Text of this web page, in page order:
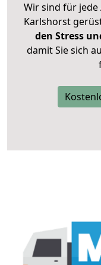
Wir sind für jede
Karlshorst
den Stress
damit Sie sich